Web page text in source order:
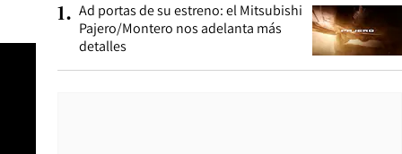
1. Ad portas de su estreno: el Mitsubishi
Pajero/Montero nos adelanta más
detalles